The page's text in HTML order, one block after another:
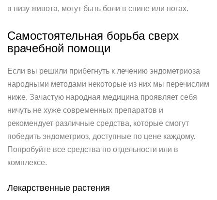
в низу живота, могут быть боли в спине или ногах.
Самостоятельная борьба сверх
врачебной помощи
Если вы решили прибегнуть к лечению эндометриоза
народными методами некоторые из них мы перечислим
ниже. Зачастую народная медицина проявляет себя
ничуть не хуже современных препаратов и
рекомендует различные средства, которые смогут
победить эндометриоз, доступные по цене каждому.
Попробуйте все средства по отдельности или в
комплексе.
Лекарственные растения